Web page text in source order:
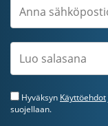
Hyväksyn Käyttöehdot
suojellaan.